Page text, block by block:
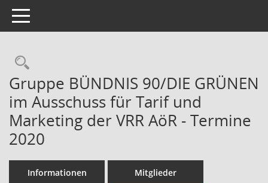
Toggle navigation
Rechercheauswahl
Gruppe BÜNDNIS 90/DIE GRÜNEN
im Ausschuss für Tarif und
Marketing der VRR AöR - Termine
2020
Informationen Mitglieder